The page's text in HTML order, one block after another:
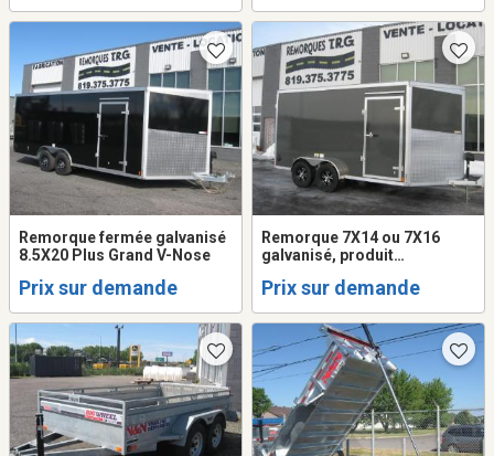
Remorque fermée galvanisé
8.5X20 Plus Grand V-Nose
Prix sur demande
Remorque 7X14 ou 7X16
galvanisé, produit
Prix sur demande